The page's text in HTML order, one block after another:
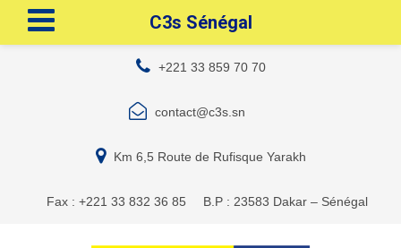
+221 33 859 70 70
contact@c3s.sn
Km 6,5 Route de Rufisque Yarakh
Fax : +221 33 832 36 85 B.P : 23583 Dakar – Sénégal
C3s Sénégal